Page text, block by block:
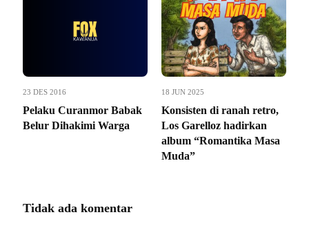
23 DES 2016
Pelaku Curanmor Babak
Belur Dihakimi Warga
18 JUN 2025
Konsisten di ranah retro,
Los Garelloz hadirkan
album “Romantika Masa
Muda”
Tidak ada komentar